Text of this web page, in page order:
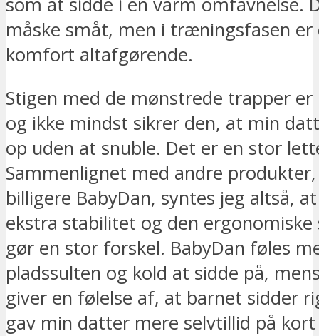
måske småt, men i træningsfasen er
komfort altafgørende.
Stigen med de mønstrede trapper
og ikke mindst sikrer den, at min
op uden at snuble. Det er en stor
Sammenlignet med andre
billigere BabyDan, syntes jeg altså,
ekstra stabilitet og den
gør en stor forskel. BabyDan føles
pladssulten og kold at sidde på,
giver en følelse af, at barnet sidder
gav min datter mere selvtillid på